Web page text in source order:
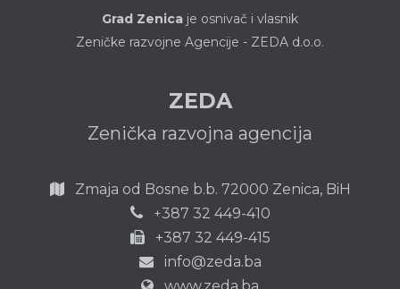
Grad Zenica je osnivač i vlasnik
Zeničke razvojne Agencije - ZEDA d.o.o.
ZEDA
Zenička razvojna agencija
Zmaja od Bosne b.b. 72000 Zenica, BiH
+387 32 449-410
+387 32 449-415
info@zeda.ba
www.zeda.ba